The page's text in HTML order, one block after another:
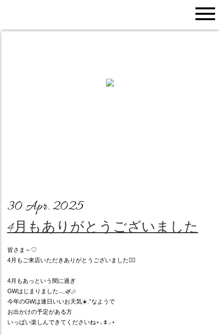
30 Apr. 2025
4月もありがとうございました
皆さま～ ♡
4月もご来店いただきありがとうございました🙇‍♀️
4月もあっという間に過ぎ
GWはじまりました𓂃 🌿𓈒𓏸
今年のGWは連日いいお天気☀️.°なようで
お出かけの予定がある方
いっぱい楽しんできてくださいね⋆ ⸜ 🌷 ⸝‍⋆